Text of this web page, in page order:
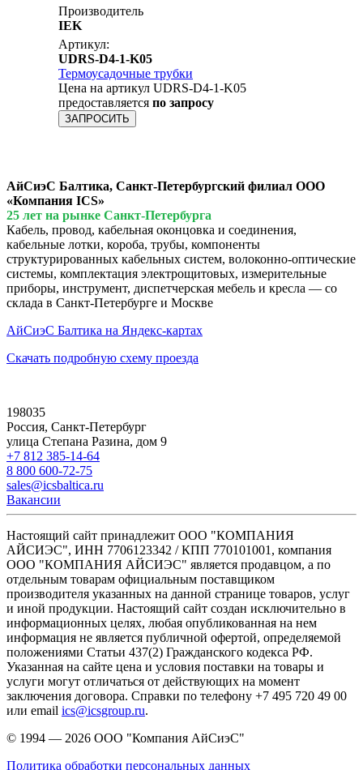
Производитель
IEK
Артикул:
UDRS-D4-1-K05
Термоусадочные трубки
Цена на артикул UDRS-D4-1-K05
предоставляется по запросу
ЗАПРОСИТЬ
АйСиэС Балтика, Санкт-Петербургский филиал ООО
«Компания ICS»
25 лет на рынке Санкт-Петербурга
Кабель, провод, кабельная оконцовка и соединения,
кабельные лотки, короба, трубы, компоненты
структурированных кабельных систем, волоконно-оптические
системы, комплектация электрощитовых, измерительные
приборы, инструмент, диспетчерская мебель и кресла — со
склада в Санкт-Петербурге и Москве
АйСиэС Балтика на Яндекс-картах
Скачать подробную схему проезда
198035
Россия, Санкт-Петербург
улица Степана Разина, дом 9
+7 812 385-14-64
8 800 600-72-75
sales@icsbaltica.ru
Вакансии
Настоящий сайт принадлежит ООО "КОМПАНИЯ
АЙСИЭС", ИНН 7706123342 / КПП 770101001, компания
ООО "КОМПАНИЯ АЙСИЭС" является продавцом, а по
отдельным товарам официальным поставщиком
производителя указанных на данной странице товаров, услуг
и иной продукции. Настоящий сайт создан исключительно в
информационных целях, любая опубликованная на нем
информация не является публичной офертой, определяемой
положениями Статьи 437(2) Гражданского кодекса РФ.
Указанная на сайте цена и условия поставки на товары и
услуги могут отличаться от действующих на момент
заключения договора. Справки по телефону +7 495 720 49 00
или email ics@icsgroup.ru.
© 1994 — 2026 ООО "Компания АйСиэС"
Политика обработки персональных данных